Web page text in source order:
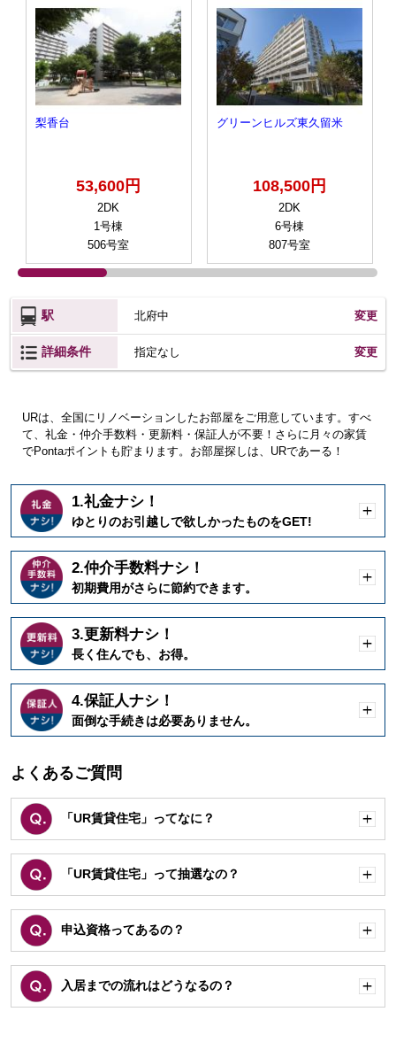
梨香台
53,600円
2DK
1号棟
506号室
グリーンヒルズ東久留米
108,500円
2DK
6号棟
807号室
駅 北府中 変更
詳細条件 指定なし 変更
URは、全国にリノベーションしたお部屋をご用意しています。すべ
て、礼金・仲介手数料・更新料・保証人が不要！さらに月々の家賃
でPontaポイントも貯まります。お部屋探しは、URであーる！
1.礼金ナシ！
ゆとりのお引越しで欲しかったものをGET!
く
2.仲介手数料ナシ！
初期費用がさらに節約できます。
く
3.更新料ナシ！
長く住んでも、お得。
く
4.保証人ナシ！
面倒な手続きは必要ありません。
く
よくあるご質問
「UR賃貸住宅」ってなに？
く
「UR賃貸住宅」って抽選なの？
く
申込資格ってあるの？
く
入居までの流れはどうなるの？
く